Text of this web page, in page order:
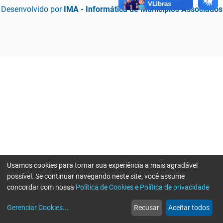
Desenvolvido por IMA - Informática de Municípios Associados
web
Notícias
more_horiz
Mais
Usamos cookies para tornar sua experiência a mais agradável
possível. Se continuar navegando neste site, você assume
concordar com nossa Política de Cookies e Política de privacidade
Gerenciar Cookies... Recusar Aceitar todos
Erro ao enviar informações, por favor tente novamente